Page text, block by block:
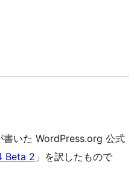
書いた WordPress.org 公式
Beta 2 」を訳したもので